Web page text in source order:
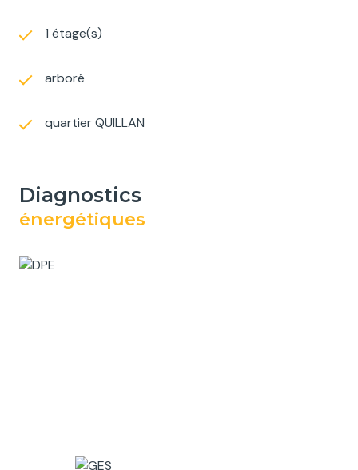
1 étage(s)
arboré
quartier QUILLAN
diagnostics
énergétiques